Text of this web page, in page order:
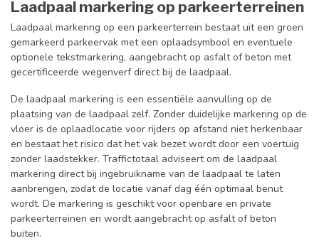
Laadpaal markering op parkeerterreinen
Laadpaal markering op een parkeerterrein bestaat uit een groen
gemarkeerd parkeervak met een oplaadsymbool en eventuele
optionele tekstmarkering, aangebracht op asfalt of beton met
gecertificeerde wegenverf direct bij de laadpaal.
De laadpaal markering is een essentiële aanvulling op de
plaatsing van de laadpaal zelf. Zonder duidelijke markering op de
vloer is de oplaadlocatie voor rijders op afstand niet herkenbaar
en bestaat het risico dat het vak bezet wordt door een voertuig
zonder laadstekker. Traffictotaal adviseert om de laadpaal
markering direct bij ingebruikname van de laadpaal te laten
aanbrengen, zodat de locatie vanaf dag één optimaal benut
wordt. De markering is geschikt voor openbare en private
parkeerterreinen en wordt aangebracht op asfalt of beton
buiten.